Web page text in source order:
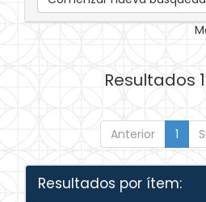
Resultados
Anterior 1
Resultados por ítem: